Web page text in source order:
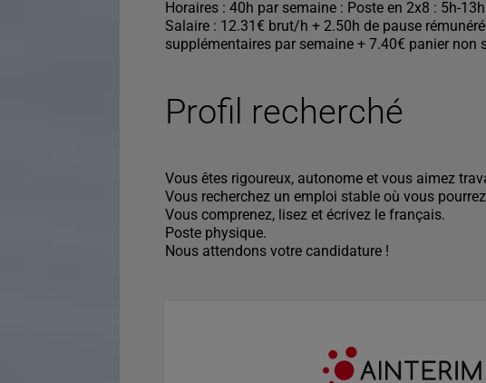
Horaires : 40h par semaine : Poste en 2x8 : 5h-
Salaire : 12.31€ brut/h + 2.50h de pause
supplémentaires par semaine + 7.40€ panier non
Profil recherché
Vous êtes rigoureux, autonome et vous aimez
Vous recherchez un emploi stable où vous
Vous comprenez, lisez et écrivez le français.
Poste physique.
Nous attendons votre candidature !